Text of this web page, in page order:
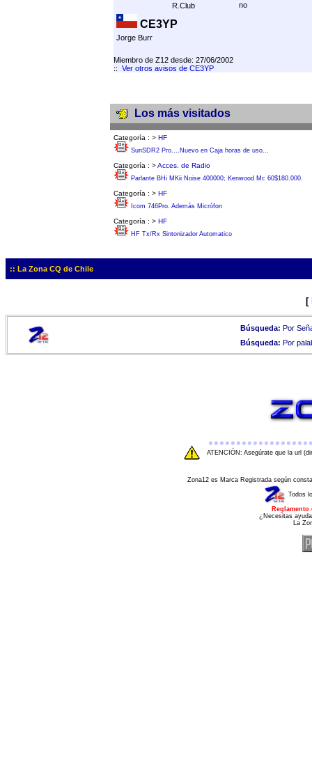
R.Club
no
CE3YP
Jorge Burr
Miembro de Z12 desde: 27/06/2002
:: Ver otros avisos de CE3YP
Los más visitados
Categoría : > HF
SunSDR2 Pro....Nuevo en Caja horas de uso...
Categoría : >Acces. de Radio
Parlante BHi MKii Noise 400000; Kenwood Mc 60$180.000.
Categoría : > HF
Icom 746Pro. Además Micrófon
Categoría : > HF
HF Tx/Rx Sintonizador Automatico
:: La Zona CQ de Chile
[
Búsqueda: Por
Búsqueda: Por
ATENCIÓN: Asegúrate que la url
Zona12 es Marca Registrada según
Todos
¿Necesitas
La